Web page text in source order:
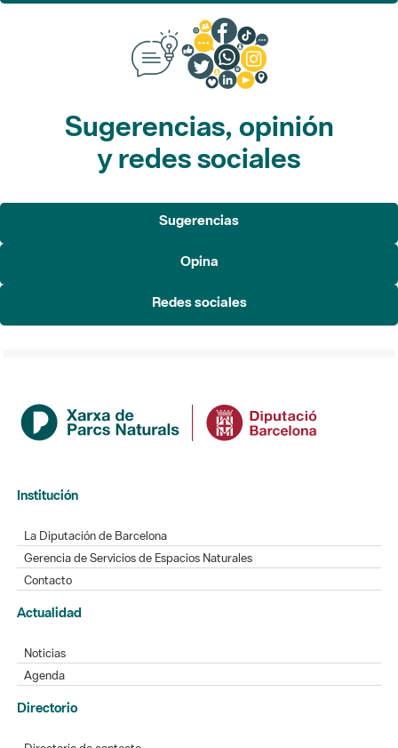
Sugerencias, opinión
y redes sociales
Sugerencias
Opina
Redes sociales
Institución
La Diputación de Barcelona
Gerencia de Servicios de Espacios Naturales
Contacto
Actualidad
Noticias
Agenda
Directorio